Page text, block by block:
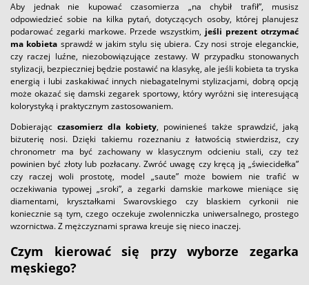
Aby jednak nie kupować czasomierza „na chybił trafił”, musisz
odpowiedzieć sobie na kilka pytań, dotyczących osoby, której planujesz
podarować zegarki markowe. Przede wszystkim, jeśli prezent otrzymać
ma kobieta sprawdź w jakim stylu się ubiera. Czy nosi stroje eleganckie,
czy raczej luźne, niezobowiązujące zestawy. W przypadku stonowanych
stylizacji, bezpieczniej będzie postawić na klasykę, ale jeśli kobieta ta tryska
energią i lubi zaskakiwać innych niebagatelnymi stylizacjami, dobrą opcją
może okazać się damski zegarek sportowy, który wyróżni się interesującą
kolorystyką i praktycznym zastosowaniem.
Dobierając czasomierz dla kobiety, powinieneś także sprawdzić, jaką
biżuterię nosi. Dzięki takiemu rozeznaniu z łatwością stwierdzisz, czy
chronometr ma być zachowany w klasycznym odcieniu stali, czy też
powinien być złoty lub pozłacany. Zwróć uwagę czy kręcą ją „świecidełka”
czy raczej woli prostotę, model „saute” może bowiem nie trafić w
oczekiwania typowej „sroki”, a zegarki damskie markowe mieniące się
diamentami, kryształkami Swarovskiego czy blaskiem cyrkonii nie
koniecznie są tym, czego oczekuje zwolenniczka uniwersalnego, prostego
wzornictwa. Z mężczyznami sprawa kreuje się nieco inaczej.
Czym kierować się przy wyborze zegarka
męskiego?